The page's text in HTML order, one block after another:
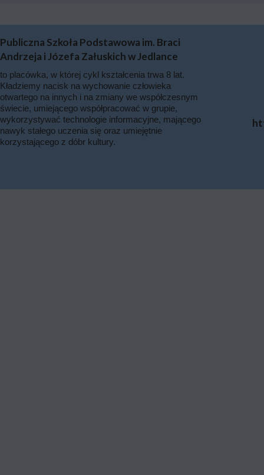
to placówka, w której cykl kształcenia trwa 8 lat.
Kładziemy nacisk na wychowanie człowieka
otwartego na innych i na zmiany we współczesnym
świecie, umiejącego współpracować w grupie,
wykorzystywać technologie informacyjne, mającego
nawyk stałego uczenia się oraz umiejętnie
korzystającego z dóbr kultury.
Publiczna Szkoła Podstawowa im. Braci
Andrzeja i Józefa Załuskich w Jedlance